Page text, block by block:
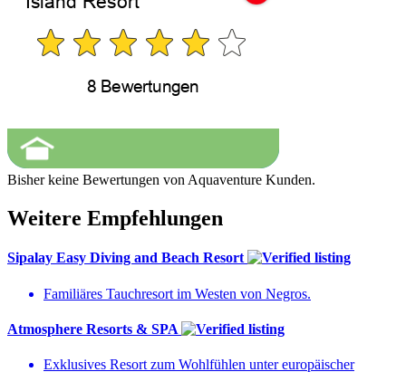
Bisher keine Bewertungen von Aquaventure Kunden.
Weitere Empfehlungen
Sipalay Easy Diving and Beach Resort
Familiäres Tauchresort im Westen von Negros.
Atmosphere Resorts & SPA
Exklusives Resort zum Wohlfühlen unter europäischer